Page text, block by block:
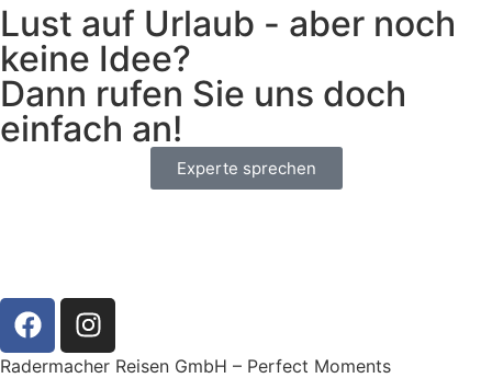
Lust auf Urlaub - aber noch
keine Idee?
Dann rufen Sie uns doch
einfach an!
Experte sprechen
Radermacher Reisen GmbH – Perfect Moments